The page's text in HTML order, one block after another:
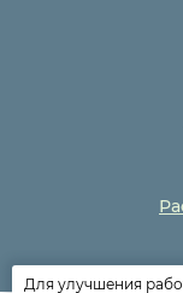
Для улучшения